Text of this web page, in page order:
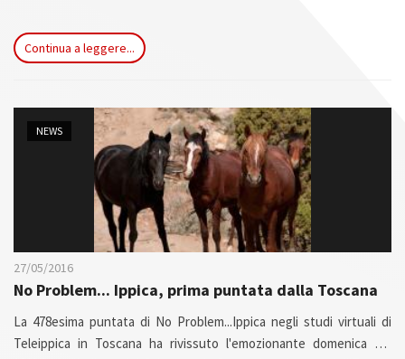
Continua a leggere...
NEWS
27/05/2016
No Problem... Ippica, prima puntata dalla Toscana
La 478esima puntata di No Problem...Ippica negli studi virtuali di
Teleippica in Toscana ha rivissuto l'emozionante domenica del